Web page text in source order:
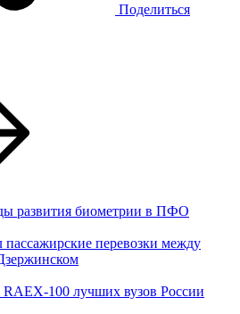
Поделиться
развития биометрии в ПФО
пассажирские перевозки между
100 лучших вузов России